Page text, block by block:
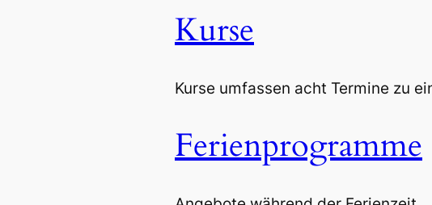
Kurse
Kurse umfassen acht Termine zu
Ferienprogramme